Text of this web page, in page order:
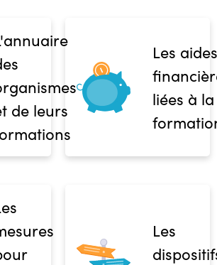
de leurs
Les aides
liées à la
Les